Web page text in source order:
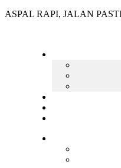
ASPAL RAPI, JALAN